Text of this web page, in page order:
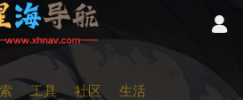
工具 社区 生活